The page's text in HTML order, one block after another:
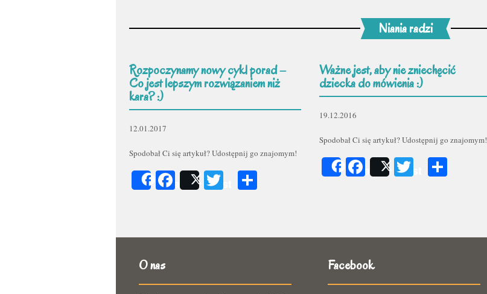
Niania radzi
Rozpoczynamy nowy cykl porad –
Co jest lepszym rozwiązaniem niż
kara? :)
12.01.2017
Spodobał Ci się artykuł? Udostępnij go znajomym!
ShareFacebook
Post Twitter
Ważne jest, aby nie zniechęcić
dziecka do mówienia :)
19.12.2016
Spodobał Ci się artykuł? Udostępnij go znajomym!
ShareFacebook
Post Twitter
O nas Facebook